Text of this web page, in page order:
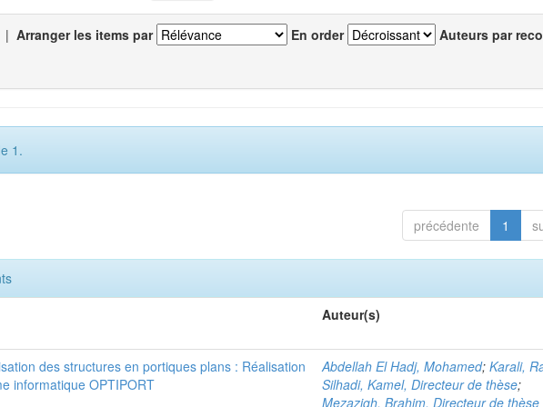
| Arranger les items par En order Auteurs par
1.
précédente 1
Auteur(s)
des structures en portiques plans : Réalisation
informatique OPTIPORT
Abdellah El Hadj, Mohamed;Karali,
Silhadi, Kamel, Directeur de thèse;
Mezazigh, Brahim, Directeur de thèse